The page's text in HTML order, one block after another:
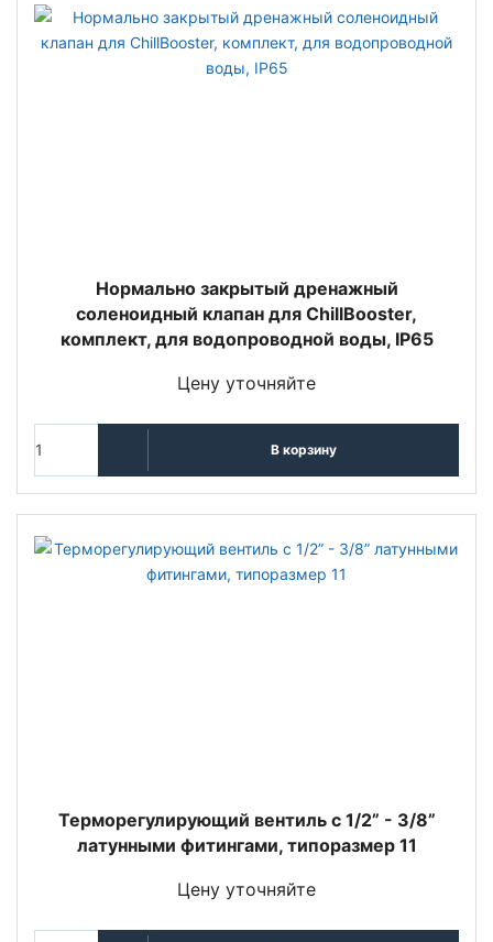
Нормально закрытый дренажный
соленоидный клапан для ChillBooster,
комплект, для водопроводной воды, IP65
Цену уточняйте
В корзину
Терморегулирующий вентиль c 1/2” - 3/8”
латунными фитингами, типоразмер 11
Цену уточняйте